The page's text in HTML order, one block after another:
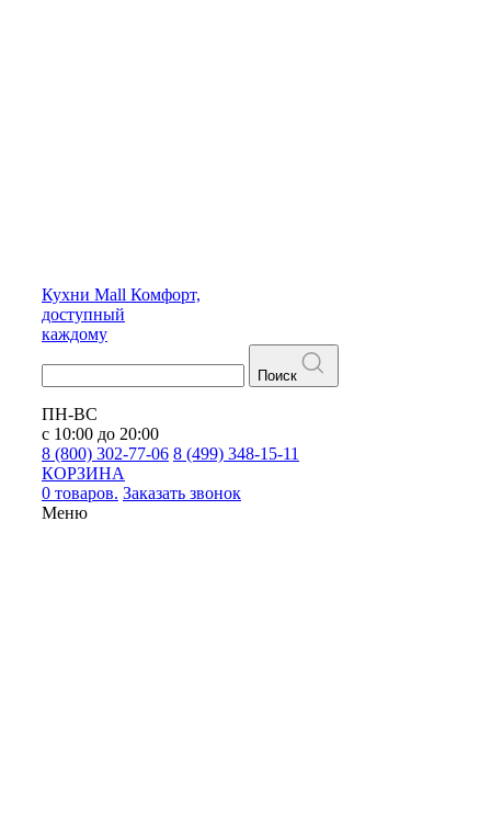
Кухни Mall Комфорт,
доступный
каждому
Поиск
ПН-ВС
с 10:00 до 20:00
8 (800) 302-77-06 8 (499) 348-15-11
КОРЗИНА
0 товаров. Заказать звонок
Меню